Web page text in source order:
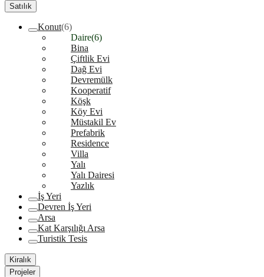
Satılık
Konut(6)
Daire(6)
Bina
Çiftlik Evi
Dağ Evi
Devremülk
Kooperatif
Köşk
Köy Evi
Müstakil Ev
Prefabrik
Residence
Villa
Yalı
Yalı Dairesi
Yazlık
İş Yeri
Devren İş Yeri
Arsa
Kat Karşılığı Arsa
Turistik Tesis
Kiralık
Projeler